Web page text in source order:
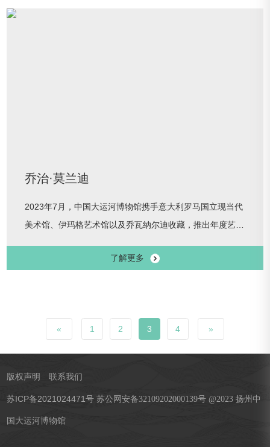
乔治·莫兰迪
2023年7月，中国大运河博物馆携手意大利罗马国立现当代
美术馆、伊玛格艺术馆以及乔瓦纳尔迪收藏，推出年度艺术
画家与其瓶瓶罐罐厮守的一生。
了解更多
« 1 2 3 4 »
版权声明 联系我们
苏ICP备2021024471号 苏公网安备32109202000139号 @2023 扬州中
国大运河博物馆